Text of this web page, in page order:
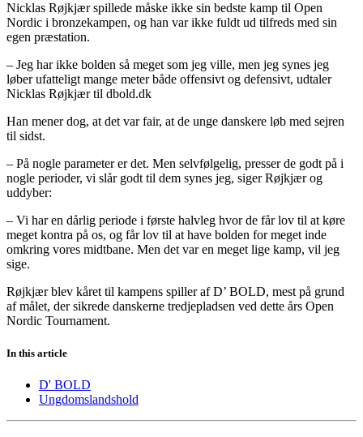
Nicklas Røjkjær spillede måske ikke sin bedste kamp til Open
Nordic i bronzekampen, og han var ikke fuldt ud tilfreds med sin
egen præstation.
– Jeg har ikke bolden så meget som jeg ville, men jeg synes jeg
løber ufatteligt mange meter både offensivt og defensivt, udtaler
Nicklas Røjkjær til dbold.dk
Han mener dog, at det var fair, at de unge danskere løb med sejren
til sidst.
– På nogle parameter er det. Men selvfølgelig, presser de godt på i
nogle perioder, vi slår godt til dem synes jeg, siger Røjkjær og
uddyber:
– Vi har en dårlig periode i første halvleg hvor de får lov til at køre
meget kontra på os, og får lov til at have bolden for meget inde
omkring vores midtbane. Men det var en meget lige kamp, vil jeg
sige.
Røjkjær blev kåret til kampens spiller af D’ BOLD, mest på grund
af målet, der sikrede danskerne tredjepladsen ved dette års Open
Nordic Tournament.
In this article
D' BOLD
Ungdomslandshold